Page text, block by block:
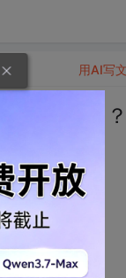
跑起来的
用AI写